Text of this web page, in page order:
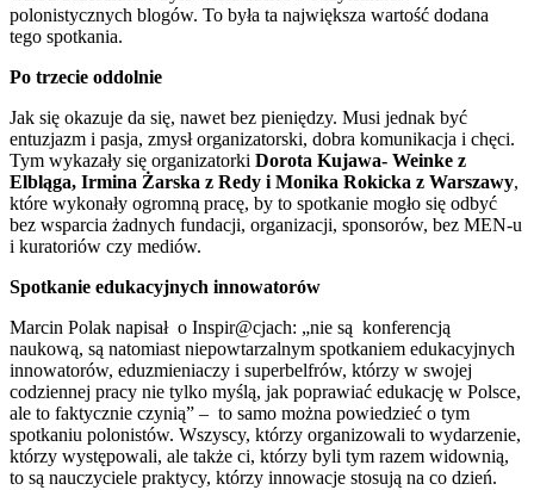
polonistycznych blogów. To była ta największa wartość dodana
tego spotkania.
Po trzecie oddolnie
Jak się okazuje da się, nawet bez pieniędzy. Musi jednak być
entuzjazm i pasja, zmysł organizatorski, dobra komunikacja i chęci.
Tym wykazały się organizatorki Dorota Kujawa- Weinke z
Elbląga, Irmina Żarska z Redy i Monika Rokicka z Warszawy,
które wykonały ogromną pracę, by to spotkanie mogło się odbyć
bez wsparcia żadnych fundacji, organizacji, sponsorów, bez MEN-u
i kuratoriów czy mediów.
Spotkanie edukacyjnych innowatorów
Marcin Polak napisał o Inspir@cjach: „nie są konferencją
naukową, są natomiast niepowtarzalnym spotkaniem edukacyjnych
innowatorów, eduzmieniaczy i superbelfrów, którzy w swojej
codziennej pracy nie tylko myślą, jak poprawiać edukację w Polsce,
ale to faktycznie czynią” – to samo można powiedzieć o tym
spotkaniu polonistów. Wszyscy, którzy organizowali to wydarzenie,
którzy występowali, ale także ci, którzy byli tym razem widownią,
to są nauczyciele praktycy, którzy innowacje stosują na co dzień.